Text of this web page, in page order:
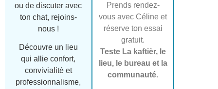
ou de discuter avec
ton chat, rejoins-
nous !
Découvre un lieu
qui allie confort,
convivialité et
professionnalisme,
Prends rendez-
vous avec Céline et
réserve ton essai
gratuit.
Teste La kaftièr, le
lieu, le bureau et la
communauté.